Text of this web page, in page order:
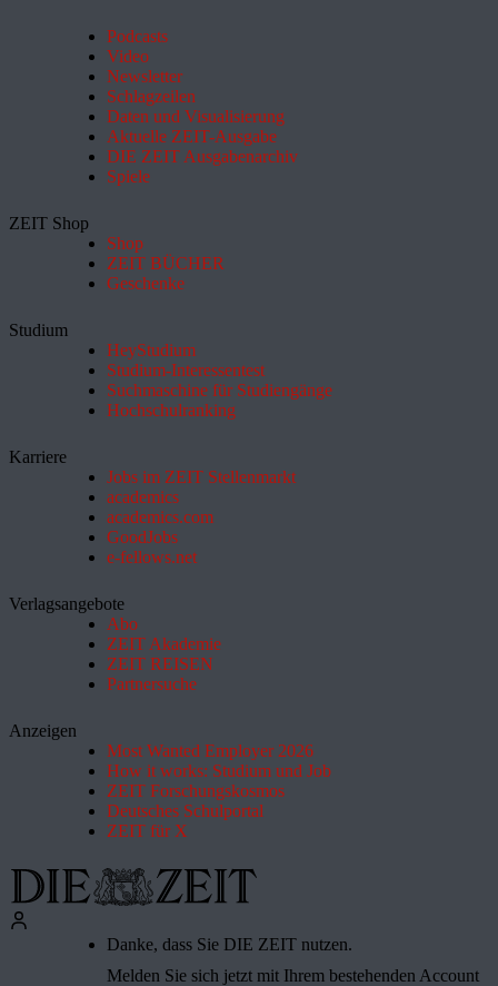
Podcasts
Video
Newsletter
Schlagzeilen
Daten und Visualisierung
Aktuelle ZEIT-Ausgabe
DIE ZEIT Ausgabenarchiv
Spiele
ZEIT Shop
Shop
ZEIT BÜCHER
Geschenke
Studium
HeyStudium
Studium-Interessentest
Suchmaschine für Studiengänge
Hochschulranking
Karriere
Jobs im ZEIT Stellenmarkt
academics
academics.com
GoodJobs
e-fellows.net
Verlagsangebote
Abo
ZEIT Akademie
ZEIT REISEN
Partnersuche
Anzeigen
Most Wanted Employer 2026
How it works: Studium und Job
ZEIT Forschungskosmos
Deutsches Schulportal
ZEIT für X
Danke, dass Sie DIE ZEIT nutzen.
Melden Sie sich jetzt mit Ihrem bestehenden Account